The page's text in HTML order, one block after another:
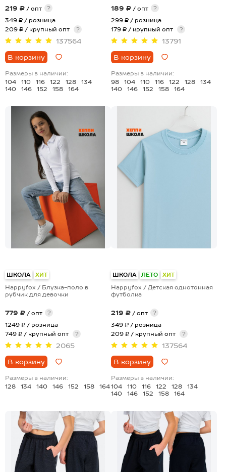
219 ₽ / опт
?
349 ₽ / розница
209 ₽ / крупный опт
?
137564
В корзину
Размеры в наличии:
104
110 116 122 128
134
140
146 152 158 164
189 ₽ / опт
?
299 ₽ / розница
179 ₽ / крупный опт
?
13791
В корзину
Размеры в наличии:
98
104 110 116 122 128
134
140
146 152 158 164
ШКОЛА ХИТ
Happyfox / Блузка-поло в
рубчик для девочки
779 ₽ / опт
?
1249 ₽ / розница
749 ₽ / крупный опт
?
2065
В корзину
Размеры в наличии:
128
134 140 146 152 158 164
ШКОЛА ЛЕТО ХИТ
Happyfox / Детская однотонная
футболка
219 ₽ / опт
?
349 ₽ / розница
209 ₽ / крупный опт
?
137564
В корзину
Размеры в наличии:
104
110 116 122 128
134
140
146 152 158 164